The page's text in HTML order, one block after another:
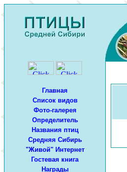
Главная
Список видов
Фото-галерея
Определитель
Названия птиц
Средняя Сибирь
"Живой" Интернет
Гостевая книга
Награды